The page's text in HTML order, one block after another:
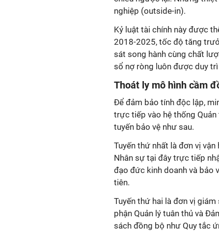
nghiệp (outside-in).
Kỷ luật tài chính này được
2018-2025, tốc độ tăng
sát song hành cùng chất
sổ nợ ròng luôn được duy
Thoát ly mô hình cầm
Để đảm bảo tính độc lập,
trực tiếp vào hệ thống Quản
tuyến bảo vệ như sau.
Tuyến thứ nhất là đơn vị
Nhân sự tại đây trực tiếp
đạo đức kinh doanh và bảo
tiên.
Tuyến thứ hai là đơn vị
phận Quản lý tuân thủ và
sách đồng bộ như Quy tắc